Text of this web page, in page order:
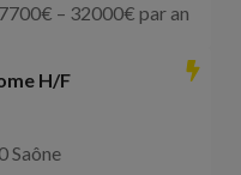
€ – 32000€ par an
H/F
Saône